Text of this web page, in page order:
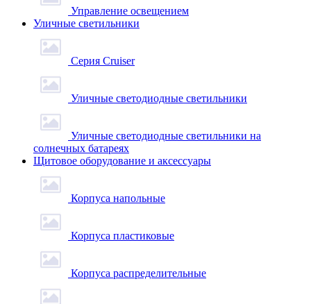
Управление освещением
Уличные светильники
Серия Cruiser
Уличные светодиодные светильники
Уличные светодиодные светильники на
солнечных батареях
Щитовое оборудование и аксессуары
Корпуса напольные
Корпуса пластиковые
Корпуса распределительные